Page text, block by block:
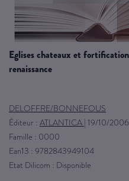
eglises chateaux et fortifications du gers oriental: du m.a. a la
renaissance
DELOFFRE/BONNEFOUS
Éditeur : ATLANTICA 19/10/2006
Famille : 0000
Ean13 : 9782843949104
Etat Dilicom : Disponible